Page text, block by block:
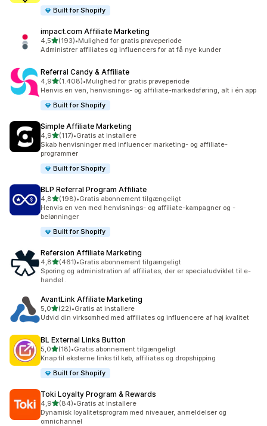
Built for Shopify
impact.com Affiliate Marketing
4,5ud af 5 stjerner
(193)
193 anmeldelser i alt
•Mulighed for gratis prøveperiode
Administrer affiliates og influencers for at få nye kunder
Referral Candy & Affiliate
4,9ud af 5 stjerner
(1.408)
1408 anmeldelser i alt
•Mulighed for gratis prøveperiode
Henvis en ven, henvisnings- og affiliate-markedsføring, alt i én app
Built for Shopify
Simple Affiliate Marketing
4,9ud af 5 stjerner
(117)
117 anmeldelser i alt
•Gratis at installere
Skab henvisninger med influencer marketing- og affiliate-
programmer
Built for Shopify
BLP Referral Program Affiliate
4,8ud af 5 stjerner
(198)
198 anmeldelser i alt
•Gratis abonnement tilgængeligt
Henvis en ven med henvisnings- og affiliate-kampagner og -
belønninger
Built for Shopify
Refersion Affiliate Marketing
4,8ud af 5 stjerner
(461)
461 anmeldelser i alt
•Gratis abonnement tilgængeligt
Sporing og administration af affiliates, der er specialudviklet til e-
handel .
AvantLink Affiliate Marketing
5,0ud af 5 stjerner
(22)
22 anmeldelser i alt
•Gratis at installere
Udvid din virksomhed med affiliates og influencere af høj kvalitet
BL External Links Button
5,0ud af 5 stjerner
(18)
18 anmeldelser i alt
•Gratis abonnement tilgængeligt
Knap til eksterne links til køb, affiliates og dropshipping
Built for Shopify
Toki Loyalty Program & Rewards
4,9ud af 5 stjerner
(84)
84 anmeldelser i alt
•Gratis at installere
Dynamisk loyalitetsprogram med niveauer, anmeldelser og
omnichannel